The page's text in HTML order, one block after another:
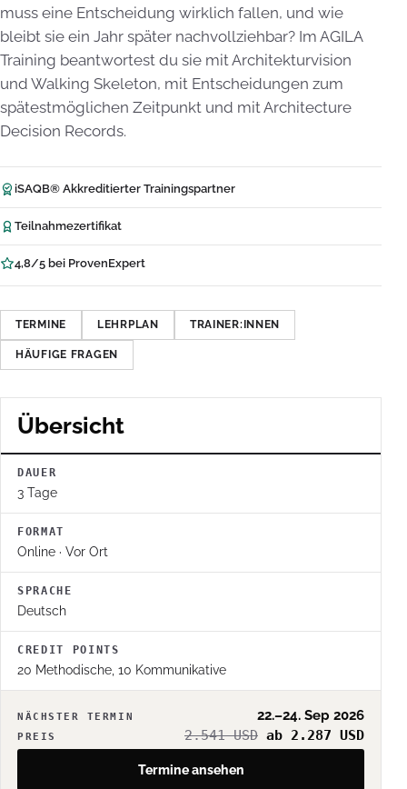
muss eine Entscheidung wirklich fallen, und wie
bleibt sie ein Jahr später nachvollziehbar? Im AGILA
Training beantwortest du sie mit Architekturvision
und Walking Skeleton, mit Entscheidungen zum
spätestmöglichen Zeitpunkt und mit Architecture
Decision Records.
iSAQB® Akkreditierter Trainingspartner
Teilnahmezertifikat
4,8/5 bei ProvenExpert
TERMINE LEHRPLAN TRAINER:INNEN
HÄUFIGE FRAGEN
Übersicht
DAUER
3 Tage
FORMAT
Online · Vor Ort
SPRACHE
Deutsch
CREDIT POINTS
20 Methodische, 10 Kommunikative
NÄCHSTER TERMIN 22.–24. Sep 2026
PREIS 2.541 USD ab 2.287 USD
Termine ansehen